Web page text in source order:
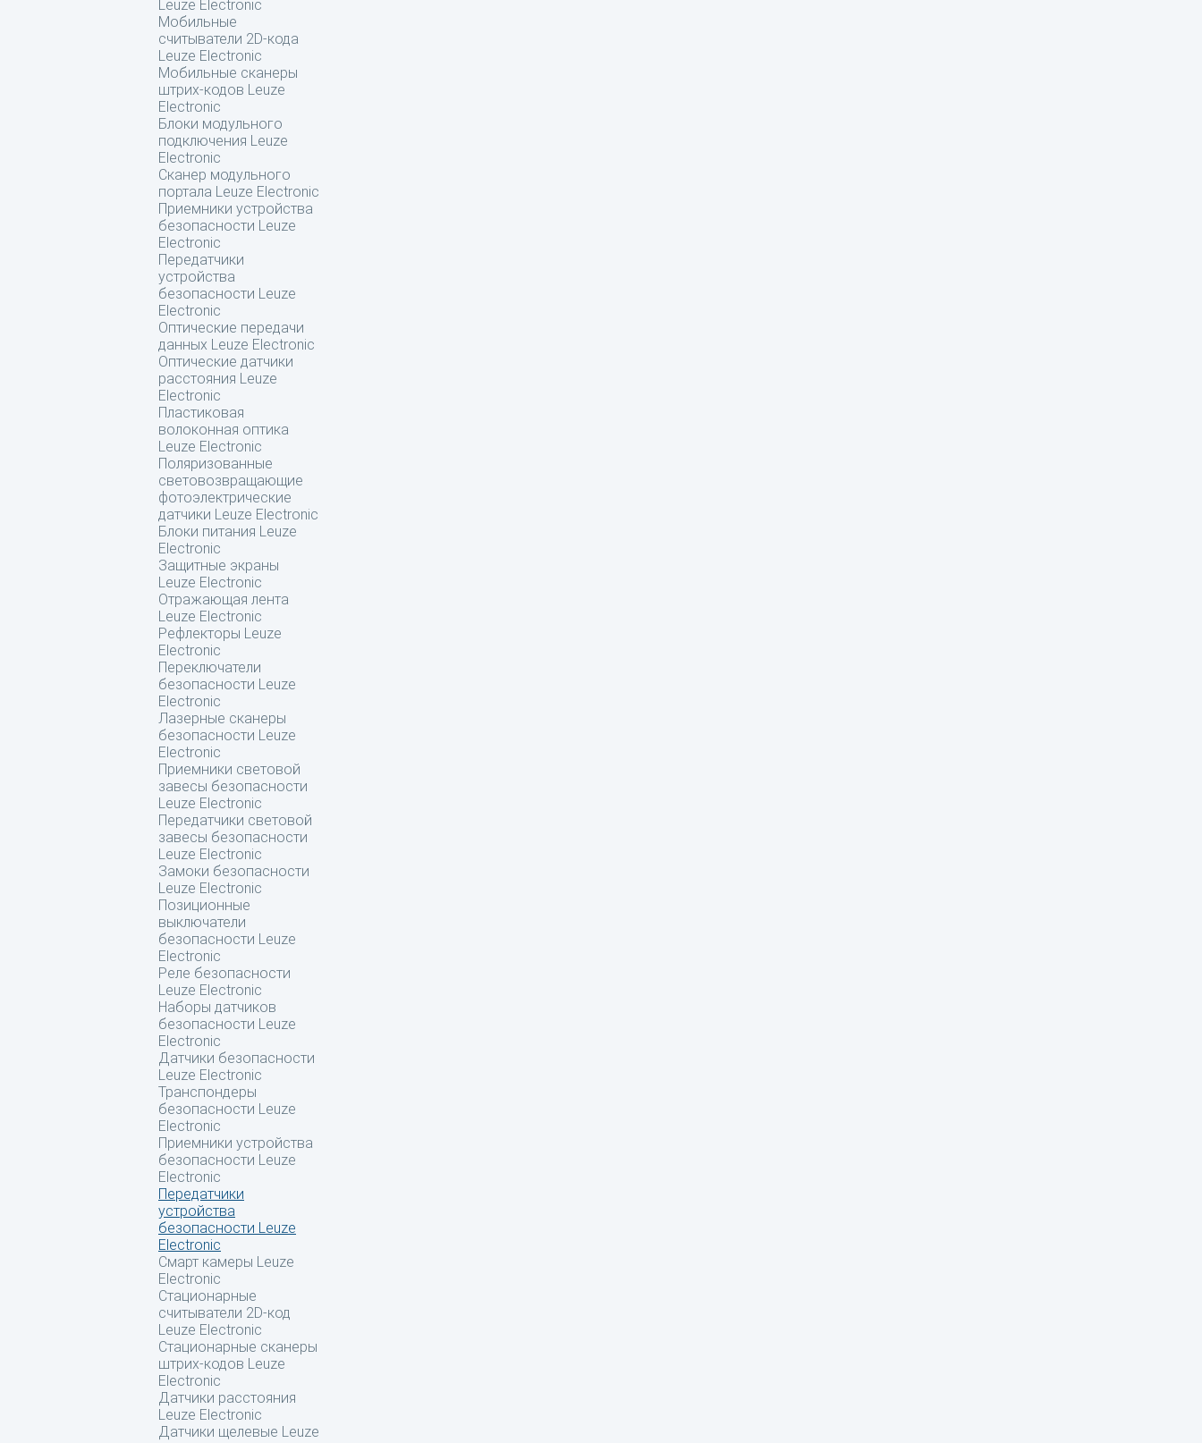
Leuze Electronic
Мобильные
считыватели 2D-кода
Leuze Electronic
Мобильные сканеры
штрих-кодов Leuze
Electronic
Блоки модульного
подключения Leuze
Electronic
Сканер модульного
портала Leuze Electronic
Приемники устройства
безопасности Leuze
Electronic
Передатчики
устройства
безопасности Leuze
Electronic
Оптические передачи
данных Leuze Electronic
Оптические датчики
расстояния Leuze
Electronic
Пластиковая
волоконная оптика
Leuze Electronic
Поляризованные
световозвращающие
фотоэлектрические
датчики Leuze Electronic
Блоки питания Leuze
Electronic
Защитные экраны
Leuze Electronic
Отражающая лента
Leuze Electronic
Рефлекторы Leuze
Electronic
Переключатели
безопасности Leuze
Electronic
Лазерные сканеры
безопасности Leuze
Electronic
Приемники световой
завесы безопасности
Leuze Electronic
Передатчики световой
завесы безопасности
Leuze Electronic
Замоки безопасности
Leuze Electronic
Позиционные
выключатели
безопасности Leuze
Electronic
Реле безопасности
Leuze Electronic
Наборы датчиков
безопасности Leuze
Electronic
Датчики безопасности
Leuze Electronic
Транспондеры
безопасности Leuze
Electronic
Приемники устройства
безопасности Leuze
Electronic
Передатчики
устройства
безопасности Leuze
Electronic
Смарт камеры Leuze
Electronic
Стационарные
считыватели 2D-код
Leuze Electronic
Стационарные сканеры
штрих-кодов Leuze
Electronic
Датчики расстояния
Leuze Electronic
Датчики щелевые Leuze